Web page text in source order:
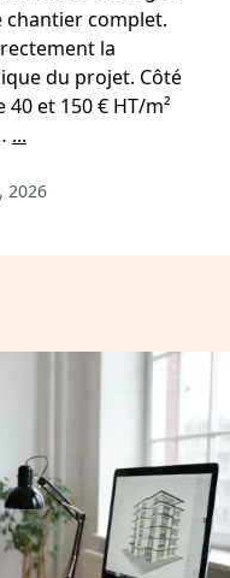
chantier complet.
la
du projet. Côté
et 150 € HT/m²
...
2026